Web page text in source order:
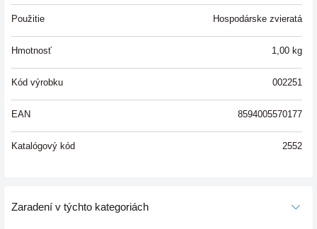
Použitie Hospodárske zvieratá
Hmotnosť 1,00 kg
Kód výrobku 002251
EAN 8594005570177
Katalógový kód 2552
Zaradení v týchto kategoriách